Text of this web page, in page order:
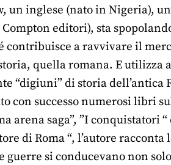
inglese (nato in Nigeria),
editori), sta
contribuisce a ravvivare il
quella romana. E utilizza
“digiuni” di storia dell’antica
successo numerosi libri
arena saga”, ”I conquistatori “
di Roma “, l’autore racconta
si conducevano non